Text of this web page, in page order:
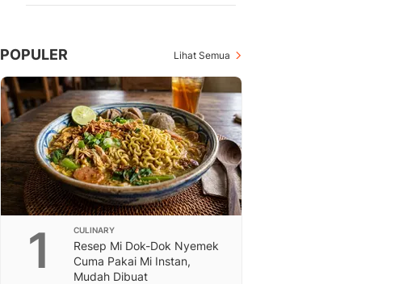
POPULER Lihat Semua
1 CULINARY
Resep Mi Dok-Dok Nyemek
Cuma Pakai Mi Instan,
Mudah Dibuat